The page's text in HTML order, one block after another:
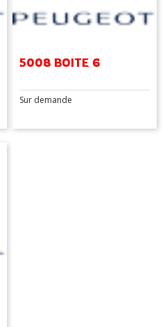
5008 BOITE 6
Sur demande